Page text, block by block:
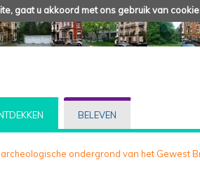
gaat u akkoord met ons gebruik van
BELEVEN
ondergrond van het Gewest